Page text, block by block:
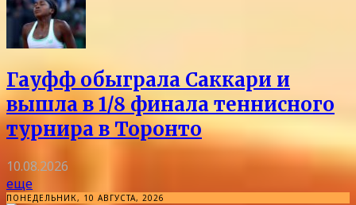
Гауфф обыграла Саккари и
вышла в 1/8 финала теннисного
турнира в Торонто
10.08.2026
еще
ПОНЕДЕЛЬНИК, 10 АВГУСТА, 2026